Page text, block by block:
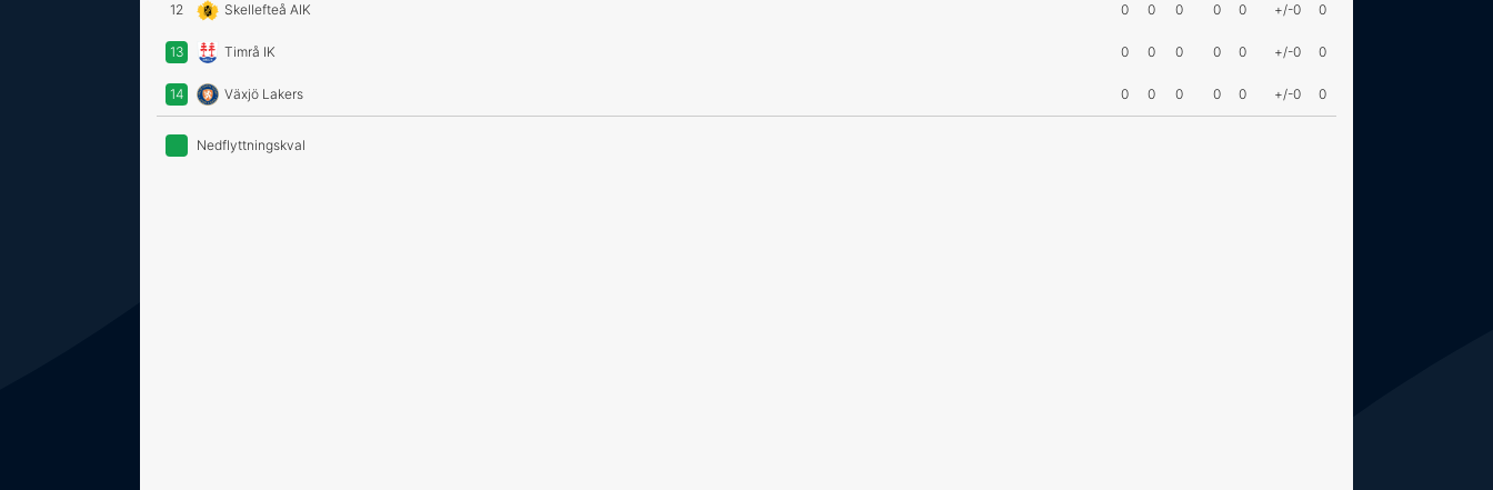
12 Skellefteå AIK 0 0 0 0 0 +/-0 0
13 Timrå IK 0 0 0 0 0 +/-0 0
14 Växjö Lakers 0 0 0 0 0 +/-0 0
Nedflyttningskval